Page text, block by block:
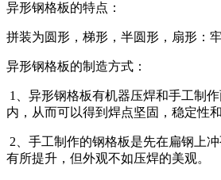
异形钢格板的特点：
拼装为圆形，梯形，半圆形，扇形：
异形钢格板的制造方式：
1、异形钢格板有机器压焊和手工制
内，从而可以得到焊点坚固，稳定性
2、手工制作的钢格板是先在扁钢上
有所提升，但外观不如压焊的美观。